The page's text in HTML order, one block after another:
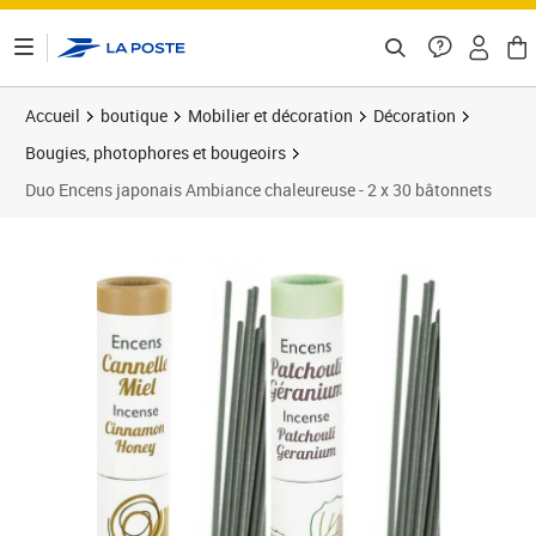
Accueil boutique Mobilier et décoration
Décoration
Bougies, photophores et bougeoirs
Duo Encens japonais Ambiance chaleureuse - 2 x 30 bâtonnets